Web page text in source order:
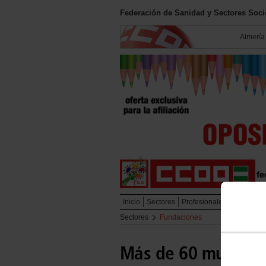
Federación de Sanidad y Sectores
Almería
Inicio Sectores Profesionales
Sectores
Fundaciones
Más de 60 mujeres